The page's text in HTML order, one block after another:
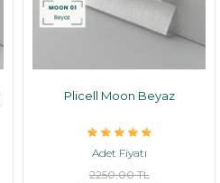
Plicell Moon Beyaz
Adet Fiyatı
2250,00 TL